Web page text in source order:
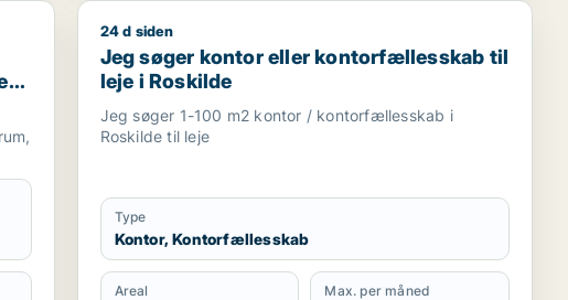
eller undervisningslokale til leje i Aalborg Centrum eller
Jeg søger kontor eller kontorfællesskab til leje i
24 d siden
Jeg søger kontor eller kontorfællesskab til
leje i Roskilde
Jeg søger 1-100 m2 kontor / kontorfællesskab i
Roskilde til leje
Type
Kontor, Kontorfællesskab
Areal Max. per måned